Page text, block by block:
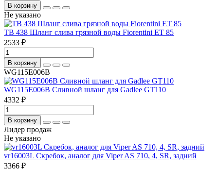
В корзину
Не указано
TB 438 Шланг слива грязной воды Fiorentini ET 85
2533 ₽
В корзину
WG115E006B
WG115E006B Сливной шланг для Gadlee GT110
4332 ₽
В корзину
Лидер продаж
Не указано
vr16003L Скребок, аналог для Viper AS 710, 4, SR, задний
3366 ₽